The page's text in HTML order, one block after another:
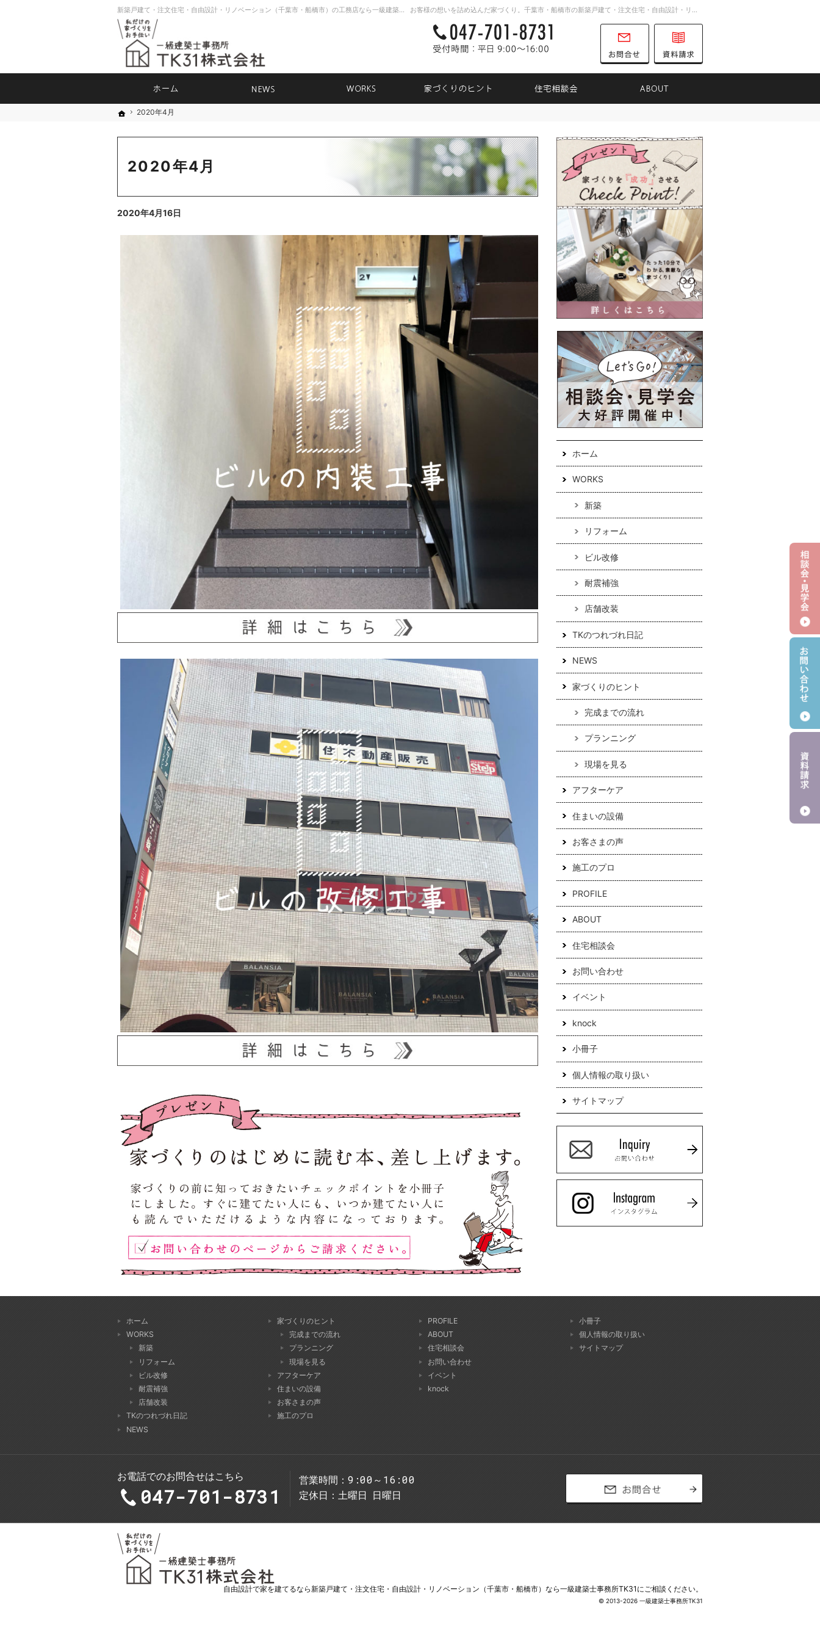
ホーム
2020年4月
2020年4月
お客様の想いを詰め込んだ家づくり。千葉市・船橋市の新築戸建て・注文住宅・自由設計・リノベーションを手がける工務店ならTK31へ。
新築戸建て・注文住宅・自由設計・リノベーション（千葉市・船橋市）の工務店なら一級建築士事務所TK31
2020年4月16日
ビル改修工事
ホーム
WORKS
新築
リフォーム
ビル改修
耐震補強
店舗改装
TKのつれづれ日記
NEWS
家づくりのヒント
完成までの流れ
プランニング
現場を見る
アフターケア
住まいの設備
お客さまの声
施工のプロ
PROFILE
ABOUT
住宅相談会
お問い合わせ
イベント
knock
小冊子
個人情報の取り扱い
サイトマップ
047-701-8731
営業時間
9:00～16:00
定休日
土曜日
日曜日 お問合せ
ホーム
2020年4月
ホーム
WORKS
新築
リフォーム
ビル改修
耐震補強
店舗改装
TKのつれづれ日記
NEWS
家づくりのヒント
完成までの流れ
プランニング
現場を見る
アフターケア
住まいの設備
お客さまの声
施工のプロ
PROFILE
ABOUT
住宅相談会
お問い合わせ
イベント
knock
小冊子
個人情報の取り扱い
サイトマップ
お電話でのお問合せはこちら
047-701-8731
営業時間 9:00～16:00
定休日 土曜日 日曜日
© 2013-2026 一級建築士事務所TK31
自由設計で家を建てるなら新築戸建て・注文住宅・自由設計・リノベーション（千葉市・船橋市）なら一級建築士事務所TK31 にご相談ください。